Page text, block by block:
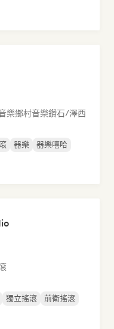
樂鄉村音樂鑽石/澤西
器樂
器樂嘻哈
獨立搖滾
前衛搖滾